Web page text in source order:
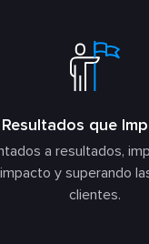
Resultados que
a resultados,
y superando
clientes.